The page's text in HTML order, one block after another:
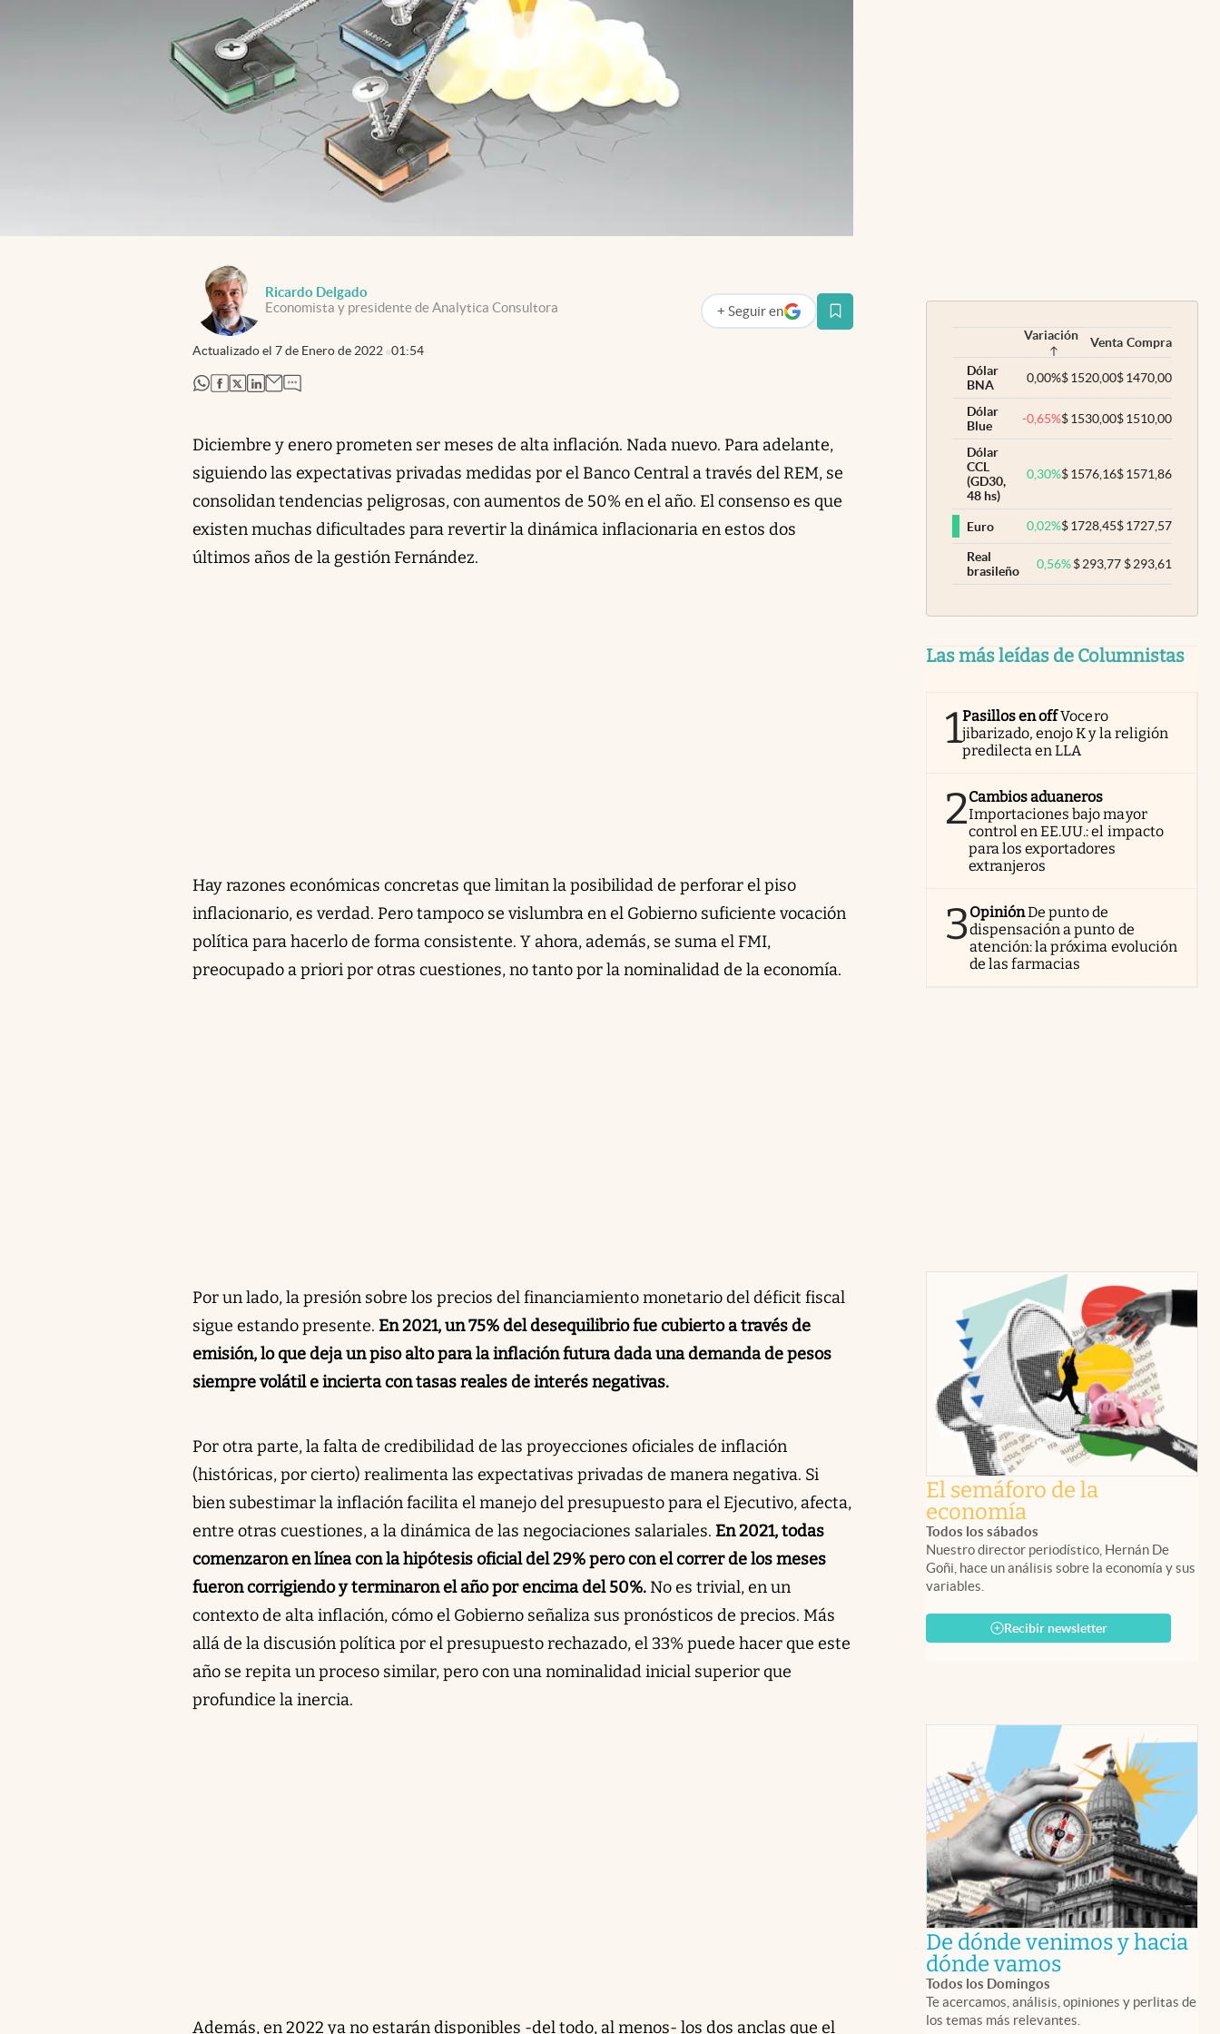
Ricardo Delgado
Economista y presidente de Analytica Consultora
Actualizado el 7 de Enero de 2022 01:54
+ Seguir en
abre en nueva pestaña
abre en nueva pestaña
abre en nueva pestaña
abre en nueva pestaña
abre en nueva pestaña
Diciembre y enero prometen ser meses de alta inflación. Nada nuevo. Para adelante,
siguiendo las expectativas privadas medidas por el Banco Central a través del REM, se
consolidan tendencias peligrosas, con aumentos de 50% en el año. El consenso es que
existen muchas dificultades para revertir la dinámica inflacionaria en estos dos
últimos años de la gestión Fernández.
Hay razones económicas concretas que limitan la posibilidad de perforar el piso
inflacionario, es verdad. Pero tampoco se vislumbra en el Gobierno suficiente vocación
política para hacerlo de forma consistente. Y ahora, además, se suma el FMI,
preocupado a priori por otras cuestiones, no tanto por la nominalidad de la economía.
Por un lado, la presión sobre los precios del financiamiento monetario del déficit fiscal
sigue estando presente. En 2021, un 75% del desequilibrio fue cubierto a través de
emisión, lo que deja un piso alto para la inflación futura dada una demanda de pesos
siempre volátil e incierta con tasas reales de interés negativas.
Por otra parte, la falta de credibilidad de las proyecciones oficiales de inflación
(históricas, por cierto) realimenta las expectativas privadas de manera negativa. Si
bien subestimar la inflación facilita el manejo del presupuesto para el Ejecutivo, afecta,
entre otras cuestiones, a la dinámica de las negociaciones salariales. En 2021, todas
comenzaron en línea con la hipótesis oficial del 29% pero con el correr de los meses
fueron corrigiendo y terminaron el año por encima del 50%.No es trivial, en un
contexto de alta inflación, cómo el Gobierno señaliza sus pronósticos de precios. Más
allá de la discusión política por el presupuesto rechazado, el 33% puede hacer que este
año se repita un proceso similar, pero con una nominalidad inicial superior que
profundice la inercia.
Además, en 2022 ya no estarán disponibles -del todo, al menos- los dos anclas que el
Variación Venta Compra
Dólar
BNA
0,00%$1520,00$1470,00
Dólar
Blue
-0,65%$1530,00$1510,00
Dólar
CCL
(GD30,
48 hs)
0,30%$1576,16$1571,86
Euro 0,02%$1728,45$1727,57
Real
brasileño
0,56% $293,77 $293,61
Las más leídas de Columnistas
1Pasillos en offVocero
jibarizado, enojo K y la religión
predilecta en LLA
2Cambios aduaneros
Importaciones bajo mayor
control en EE.UU.: el impacto
para los exportadores
extranjeros
3OpiniónDe punto de
dispensación a punto de
atención: la próxima evolución
de las farmacias
El semáforo de la
economía
Todos los sábados
Nuestro director periodístico, Hernán De
Goñi, hace un análisis sobre la economía y sus
variables.
Recibir newsletter
De dónde venimos y hacia
dónde vamosabre en nueva
Todos los Domingos
Te acercamos, análisis, opiniones y perlitas de
los temas más relevantes.